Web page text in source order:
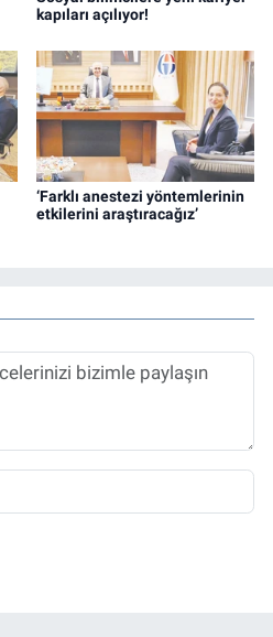
kapıları açılıyor!
‘Farklı anestezi yöntemlerinin
etkilerini araştıracağız’